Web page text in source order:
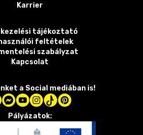
Karrier
tájékoztató
feltételek
szabályzat
Kapcsolat
a Social mediában is!
Pályázatok: